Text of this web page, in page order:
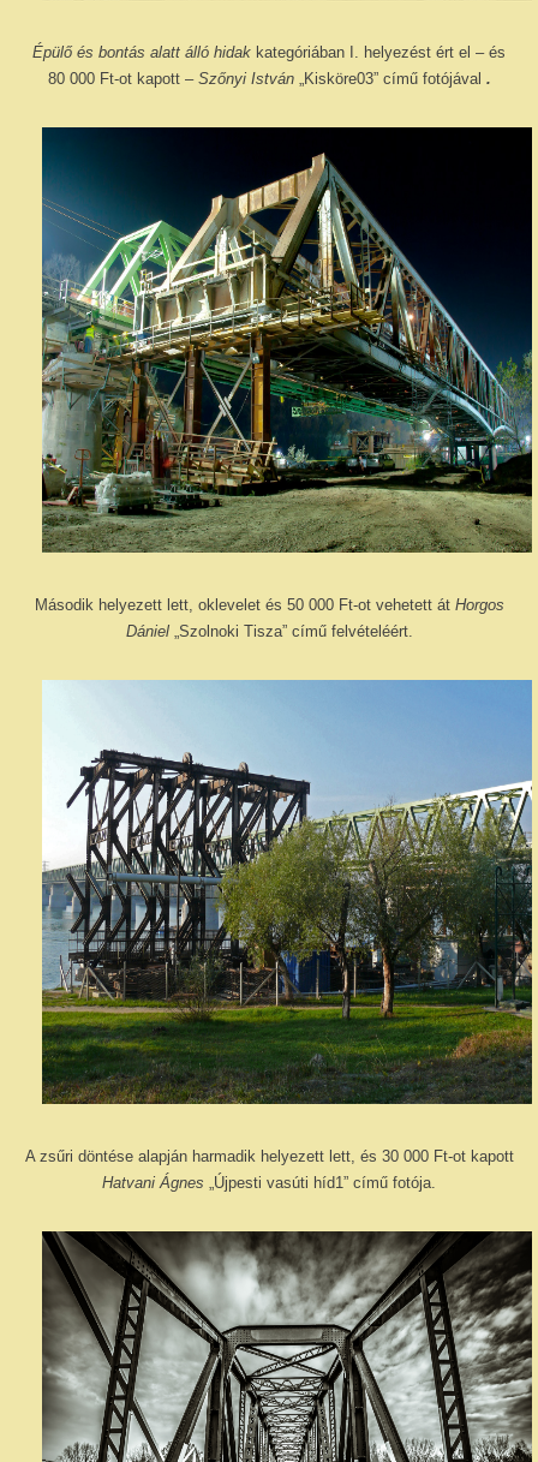
Épülő és bontás alatt álló hidak kategóriában I. helyezést ért el – és
80 000 Ft-ot kapott – Szőnyi István „Kisköre03” című fotójával .
Második helyezett lett, oklevelet és 50 000 Ft-ot vehetett át Horgos
Dániel „Szolnoki Tisza” című felvételéért.
A zsűri döntése alapján harmadik helyezett lett, és 30 000 Ft-ot kapott
Hatvani Ágnes „Újpesti vasúti híd1” című fotója.